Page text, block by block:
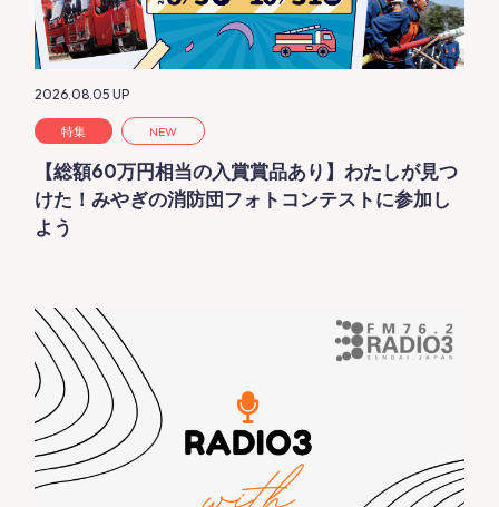
2026.08.05 UP
特集 NEW
【総額60万円相当の入賞賞品あり】わたしが見つ
けた！みやぎの消防団フォトコンテストに参加し
よう